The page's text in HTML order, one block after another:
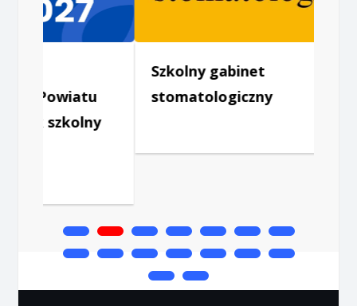
Szkolny gabinet
stomatologiczny